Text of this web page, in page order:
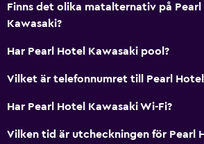
Finns det olika matalternativ på Pearl
Kawasaki?
Har Pearl Hotel Kawasaki pool?
Vilket är telefonnumret till Pearl
Har Pearl Hotel Kawasaki Wi-Fi?
Vilken tid är utcheckningen för Pearl